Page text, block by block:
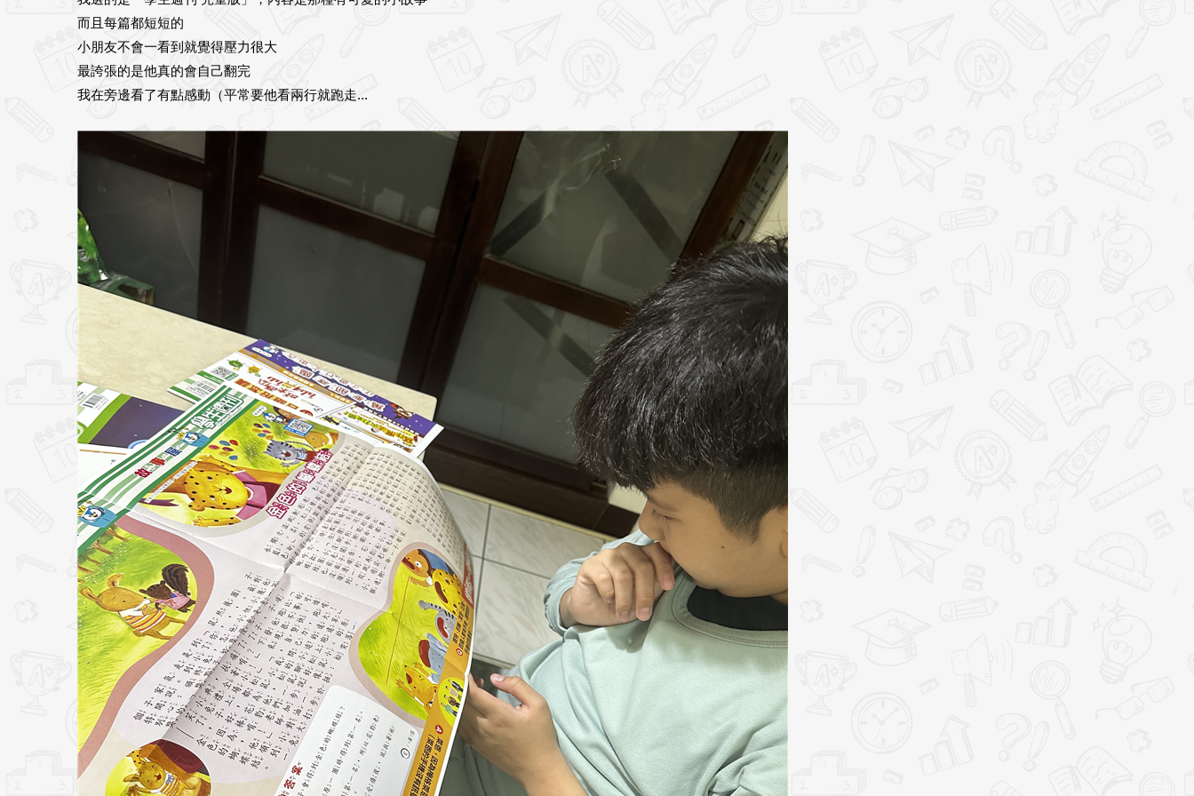
而且每篇都短短的
小朋友不會一看到就覺得壓力很大
最誇張的是他真的會自己翻完
我在旁邊看了有點感動（平常要他看兩行就跑走...